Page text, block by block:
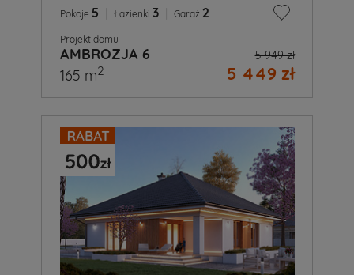
Pokoje 5 Łazienki 3 Garaż 2
Projekt domu
AMBROZJA 6 5 949 zł
5 449 zł
165 m2